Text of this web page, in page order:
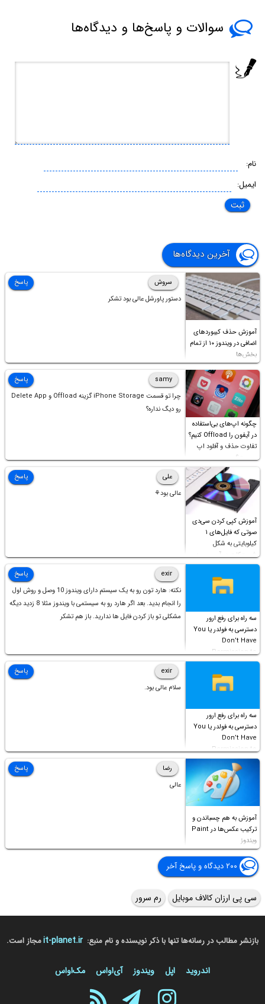
سوالات و پاسخ‌ها و دیدگاه‌ها
نام:
ایمیل:
آخرین دیدگاه‌ها
آموزش حذف کیبوردهای
اضافی در ویندوز ۱۰ از تمام
بخش‌ها
سروش
دستور پاورشل عالی بود تشکر
پاسخ
چگونه اپ‌های بی‌استفاده
در آیفون را Offload کنیم؟
تفاوت حذف و آفلود اپ
چیست؟
samy
چرا تو قسمت iPhone Storage گزینه Offload و Delete App
رو دیگ نداره؟
پاسخ
آموزش کپی کردن سی‌دی
صوتی که فایل‌های ۱
کیلوبایتی به شکل
شورت‌کات در آن موجود
است!
علی
عالی بود⚘
پاسخ
سه راه برای رفع ارور
دسترسی به فولدر یا You
Don’t Have
Permission to
Access this folder
exir
نکته: هارد تون رو به یک سیستم دارای ویندوز 10 وصل و روش اول
را انجام بدید. بعد اگر هارد رو به سیستمی با ویندوز مثلا 8 زدید دیگه
مشکلی تو باز کردن فایل ها ندارید. باز هم تشکر
پاسخ
سه راه برای رفع ارور
دسترسی به فولدر یا You
Don’t Have
Permission to
Access this folder
exir
سلام عالی بود.
پاسخ
آموزش به هم چسباندن و
ترکیب عکس‌ها در Paint
ویندوز
رضا
عالی
پاسخ
۲۰۰ دیدگاه و پاسخ آخر
سی پی ارزان کالاف موبایل رم سرور
بازنشر مطالب در رسانه‌ها تنها با ذکر نویسنده و نام منبع: it-planet.irمجاز است.
اندروید اپل ویندوز آی‌او‌اس مک‌او‌اس